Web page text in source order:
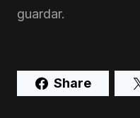
guardar.
Share